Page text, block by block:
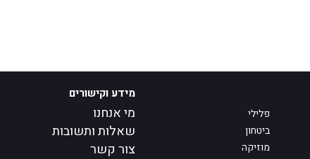
פלילי
ביטחון
מוזיקה
מידע וקישורים
מי אנחנו
שאלות ותשובות
צור קשר